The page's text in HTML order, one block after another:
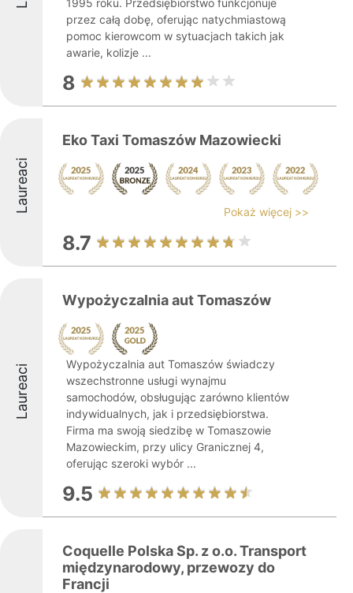
1995 roku. Przedsiębiorstwo funkcjonuje
przez całą dobę, oferując natychmiastową
pomoc kierowcom w sytuacjach takich jak
awarie, kolizje ...
8
Laureaci
Eko Taxi Tomaszów Mazowiecki
Pokaż więcej >>
8.7
Laureaci
Wypożyczalnia aut Tomaszów
Wypożyczalnia aut Tomaszów świadczy
wszechstronne usługi wynajmu
samochodów, obsługując zarówno klientów
indywidualnych, jak i przedsiębiorstwa.
Firma ma swoją siedzibę w Tomaszowie
Mazowieckim, przy ulicy Granicznej 4,
oferując szeroki wybór ...
9.5
Coquelle Polska Sp. z o.o. Transport
międzynarodowy, przewozy do
Francji